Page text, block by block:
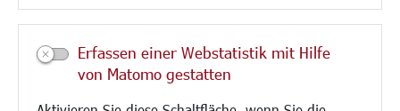
Erfassen einer Webstatistik mit Hilfe
von Matomo gestatten
Kultur/Freizeit/Tourismus
Veranstaltungen
Neue Stadthalle Langen